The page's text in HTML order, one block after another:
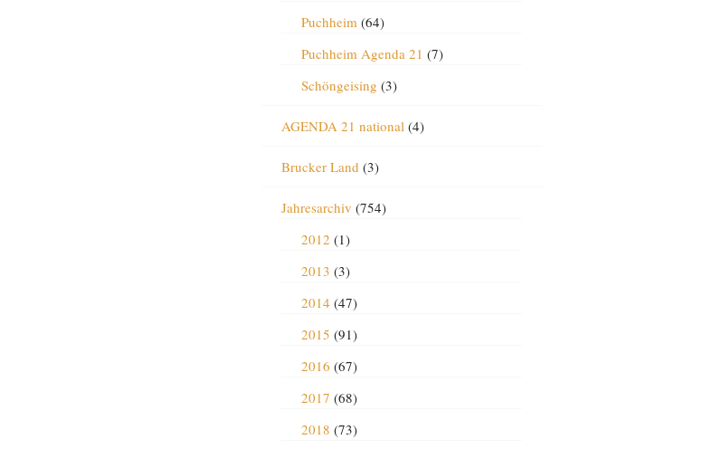
Puchheim(64)
Puchheim Agenda 21 (7)
Schöngeising (3)
AGENDA 21 national(4)
Brucker Land (3)
Jahresarchiv (754)
2012 (1)
2013 (3)
2014 (47)
2015 (91)
2016 (67)
2017 (68)
2018 (73)